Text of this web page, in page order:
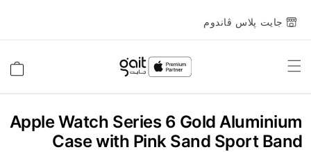
جايت پلاس ڤاندوم
Toggle
Apple Watch Series 6 Gold Aluminium
Case with Pink Sand Sport Band